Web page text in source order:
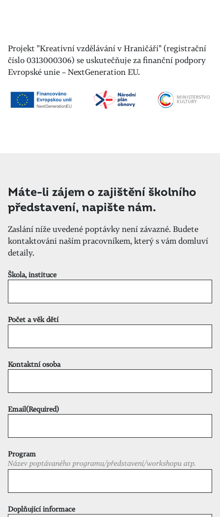
Projekt "Kreativní vzdělávání v Hraničáři" (registrační
číslo 0313000306) se uskutečňuje za finanční podpory
Evropské unie – NextGeneration EU.
Máte-li zájem o zajištění školního
představení, napište nám.
Zaslání níže uvedené poptávky není závazné. Budete
kontaktováni naším pracovníkem, který s vám domluví
detaily.
Škola, instituce
Počet a věk dětí
Kontaktní osoba
Email(Required)
Program
Název poptávaného programu/představení/workshopu atp.
Doplňující informace